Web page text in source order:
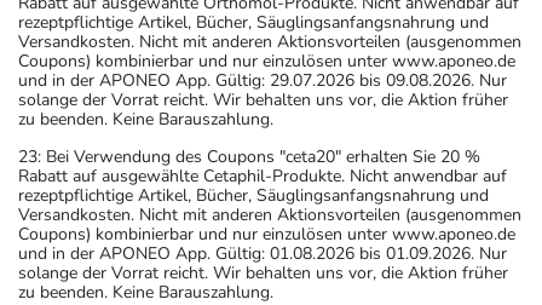
rezeptpflichtige Artikel, Bücher, Säuglingsanfangsnahrung und
Versandkosten. Nicht mit anderen Aktionsvorteilen (ausgenommen
Coupons) kombinierbar und nur einzulösen unter www.aponeo.de
und in der APONEO App. Gültig: 29.07.2026 bis 09.08.2026. Nur
solange der Vorrat reicht. Wir behalten uns vor, die Aktion früher
zu beenden. Keine Barauszahlung.
23: Bei Verwendung des Coupons "ceta20" erhalten Sie 20 %
Rabatt auf ausgewählte Cetaphil-Produkte. Nicht anwendbar auf
rezeptpflichtige Artikel, Bücher, Säuglingsanfangsnahrung und
Versandkosten. Nicht mit anderen Aktionsvorteilen (ausgenommen
Coupons) kombinierbar und nur einzulösen unter www.aponeo.de
und in der APONEO App. Gültig: 01.08.2026 bis 01.09.2026. Nur
solange der Vorrat reicht. Wir behalten uns vor, die Aktion früher
zu beenden. Keine Barauszahlung.